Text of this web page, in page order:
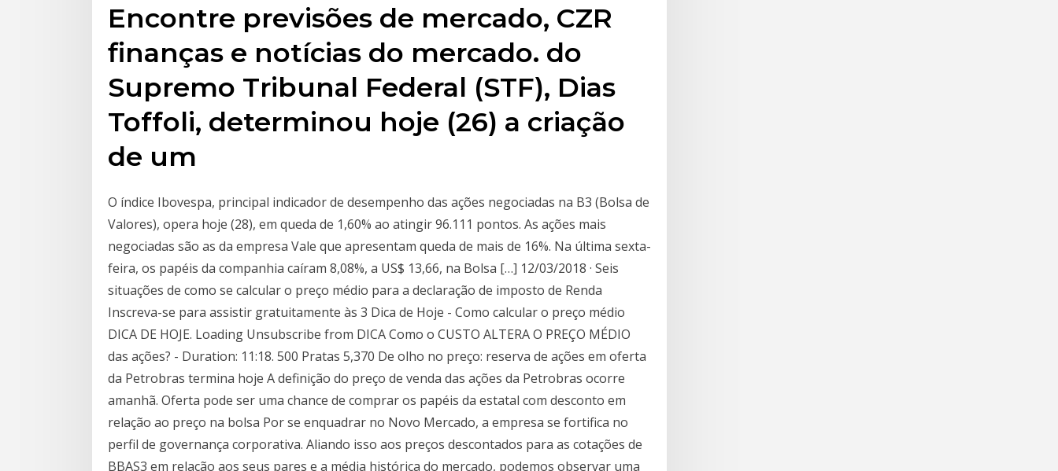
Encontre previsões de mercado, CZR
finanças e notícias do mercado. do
Supremo Tribunal Federal (STF), Dias
Toffoli, determinou hoje (26) a criação
de um
O índice Ibovespa, principal indicador de desempenho das ações negociadas na B3 (Bolsa de
Valores), opera hoje (28), em queda de 1,60% ao atingir 96.111 pontos. As ações mais
negociadas são as da empresa Vale que apresentam queda de mais de 16%. Na última sexta-
feira, os papéis da companhia caíram 8,08%, a US$ 13,66, na Bolsa […] 12/03/2018 · Seis
situações de como se calcular o preço médio para a declaração de imposto de Renda
Inscreva-se para assistir gratuitamente às 3 Dica de Hoje - Como calcular o preço médio
DICA DE HOJE. Loading Unsubscribe from DICA Como o CUSTO ALTERA O PREÇO MÉDIO
das ações? - Duration: 11:18. 500 Pratas 5,370 De olho no preço: reserva de ações em oferta
da Petrobras termina hoje A definição do preço de venda das ações da Petrobras ocorre
amanhã. Oferta pode ser uma chance de comprar os papéis da estatal com desconto em
relação ao preço na bolsa Por se enquadrar no Novo Mercado, a empresa se fortifica no
perfil de governança corporativa. Aliando isso aos preços descontados para as cotações de
BBAS3 em relação aos seus pares e a média histórica do mercado, podemos observar uma